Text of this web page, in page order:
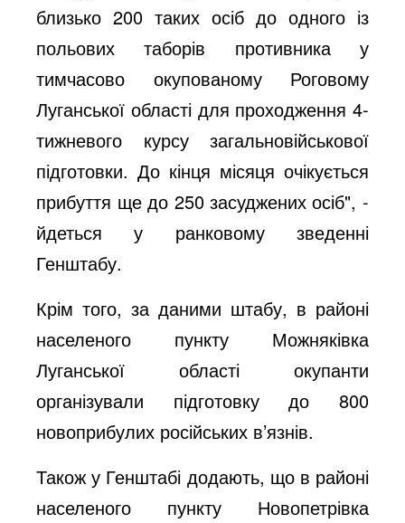
близько 200 таких осіб до одного із
польових таборів противника у
тимчасово окупованому Роговому
Луганської області для проходження 4-
тижневого курсу загальновійськової
підготовки. До кінця місяця очікується
прибуття ще до 250 засуджених осіб", -
йдеться у ранковому зведенні
Генштабу.
Крім того, за даними штабу, в районі
населеного пункту Можняківка
Луганської області окупанти
організували підготовку до 800
новоприбулих російських в’язнів.
Також у Генштабі додають, що в районі
населеного пункту Новопетрівка